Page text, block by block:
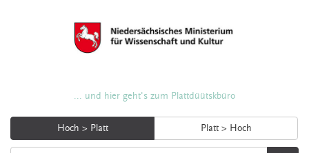
... und hier geht's zum Plattdüütskbüro
Hoch > Platt Platt > Hoch